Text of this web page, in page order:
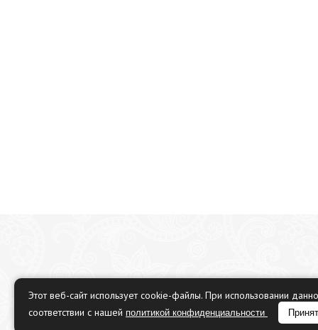
Этот веб-сайт использует cookie-файлы. При использовании
соответствии с нашей политикой конфиденциальности